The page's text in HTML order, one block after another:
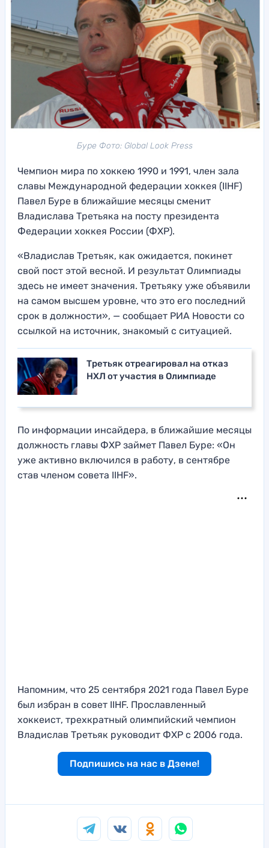
Буре Фото: Global Look Press
Чемпион мира по хоккею 1990 и 1991, член зала
славы Международной федерации хоккея (IIHF)
Павел Буре в ближайшие месяцы сменит
Владислава Третьяка на посту президента
Федерации хоккея России (ФХР).
«Владислав Третьяк, как ожидается, покинет
свой пост этой весной. И результат Олимпиады
здесь не имеет значения. Третьяку уже объявили
на самом высшем уровне, что это его последний
срок в должности», — сообщает РИА Новости со
ссылкой на источник, знакомый с ситуацией.
Третьяк отреагировал на отказ
НХЛ от участия в Олимпиаде
По информации инсайдера, в ближайшие месяцы
должность главы ФХР займет Павел Буре: «Он
уже активно включился в работу, в сентябре
став членом совета IIHF».
Напомним, что 25 сентября 2021 года Павел Буре
был избран в совет IIHF. Прославленный
хоккеист, трехкратный олимпийский чемпион
Владислав Третьяк руководит ФХР с 2006 года.
Подпишись на нас в Дзене!